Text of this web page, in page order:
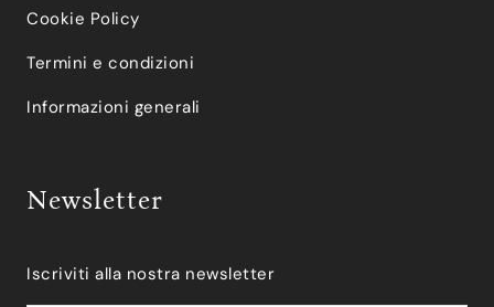
Cookie Policy
Termini e condizioni
Informazioni generali
Newsletter
Iscriviti alla nostra newsletter